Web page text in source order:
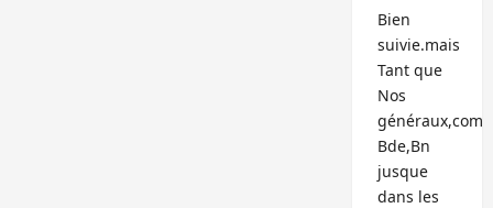
Bien
suivie.mais
Tant que
Nos
généraux,com
Bde,Bn
jusque
dans les